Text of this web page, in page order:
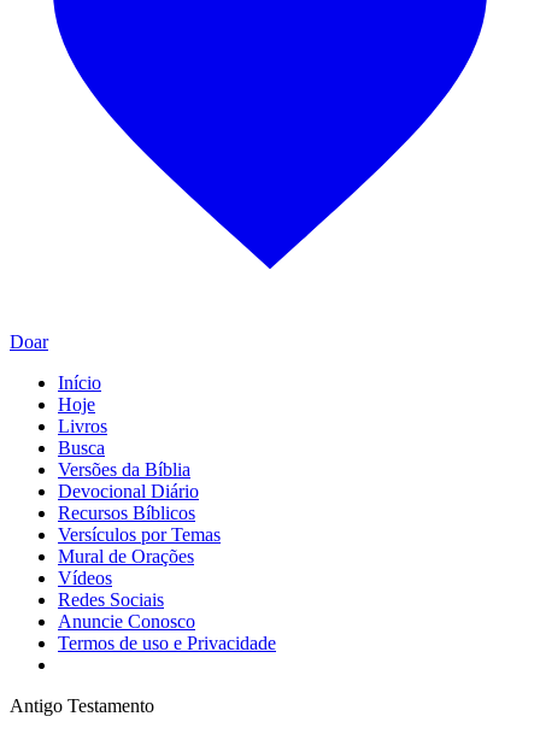
Doar
Início
Hoje
Livros
Busca
Versões da Bíblia
Devocional Diário
Recursos Bíblicos
Versículos por Temas
Mural de Orações
Vídeos
Redes Sociais
Anuncie Conosco
Termos de uso e Privacidade
Antigo Testamento